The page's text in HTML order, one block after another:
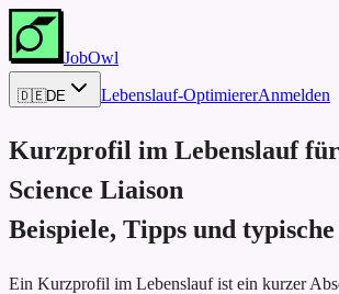
JobOwl
🇩🇪DE Lebenslauf-OptimiererAnmelden
Kurzprofil im Lebenslauf für
Science Liaison
Beispiele, Tipps und
Ein Kurzprofil im Lebenslauf ist ein kurzer